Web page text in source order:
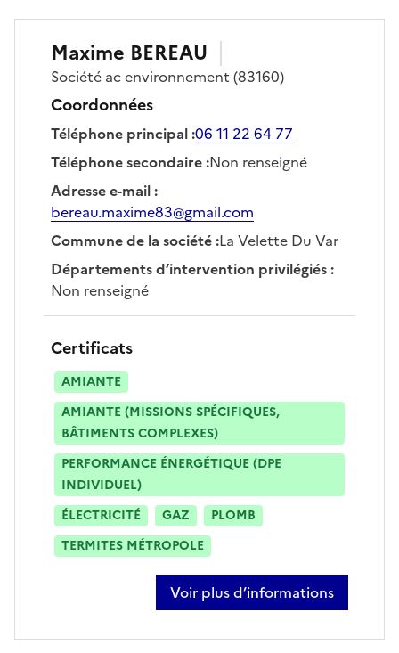
Maxime BEREAU
Société ac environnement (83160)
Coordonnées
Téléphone principal:06 11 22 64 77
Téléphone secondaire:Non renseigné
Adresse e-mail:
bereau.maxime83@gmail.com
Commune de la société:La Velette Du Var
Départements d’intervention privilégiés:
Non renseigné
Certificats
AMIANTE
AMIANTE (MISSIONS SPÉCIFIQUES,
BÂTIMENTS COMPLEXES)
PERFORMANCE ÉNERGÉTIQUE (DPE
INDIVIDUEL)
ÉLECTRICITÉ
GAZ
PLOMB
TERMITES MÉTROPOLE
Voir plus d’informations
sur maxime bereau